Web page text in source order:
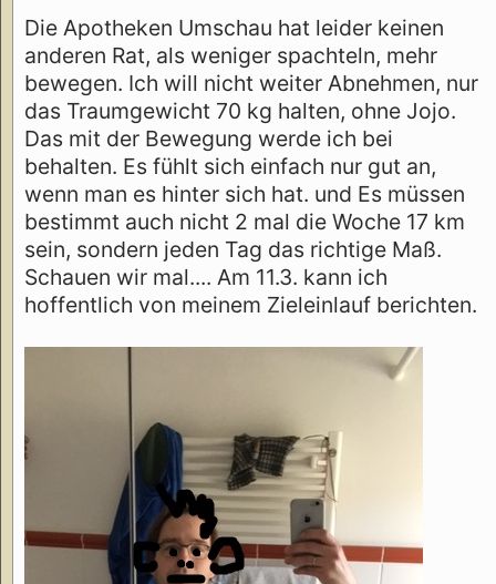
Die Apotheken Umschau hat leider keinen
anderen Rat, als weniger spachteln, mehr
bewegen. Ich will nicht weiter Abnehmen, nur
das Traumgewicht 70 kg halten, ohne Jojo.
Das mit der Bewegung werde ich bei
behalten. Es fühlt sich einfach nur gut an,
wenn man es hinter sich hat. und Es müssen
bestimmt auch nicht 2 mal die Woche 17 km
sein, sondern jeden Tag das richtige Maß.
Schauen wir mal.... Am 11.3. kann ich
hoffentlich von meinem Zieleinlauf berichten.